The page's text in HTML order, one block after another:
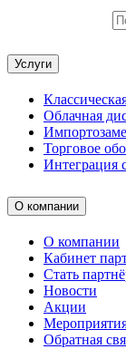
Услуги
Облачная
Торговое
Интеграция
О компании
О компании
Кабинет
Стать
Новости
Акции
Обратная